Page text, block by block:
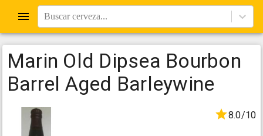
Buscar cerveza...
Marin Old Dipsea Bourbon
Barrel Aged Barleywine
8.0/10